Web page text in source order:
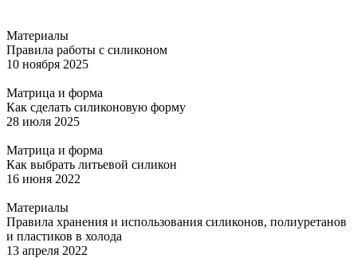
Материалы
Правила работы с силиконом
10 ноября 2025
Матрица и форма
Как сделать силиконовую форму
28 июля 2025
Матрица и форма
Как выбрать литьевой силикон
16 июня 2022
Материалы
Правила хранения и использования силиконов, полиуретанов
и пластиков в холода
13 апреля 2022